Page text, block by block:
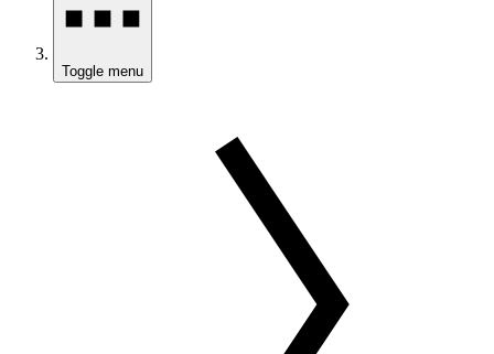
Toggle menu